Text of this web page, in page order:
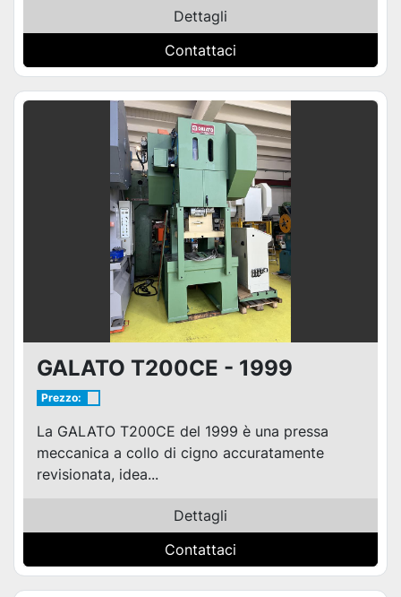
Dettagli
Contattaci
GALATO T200CE - 1999
Prezzo:
La GALATO T200CE del 1999 è una pressa
meccanica a collo di cigno accuratamente
revisionata, idea...
Dettagli
Contattaci